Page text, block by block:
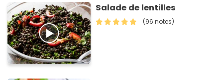
Salade de lentilles
(96 notes)